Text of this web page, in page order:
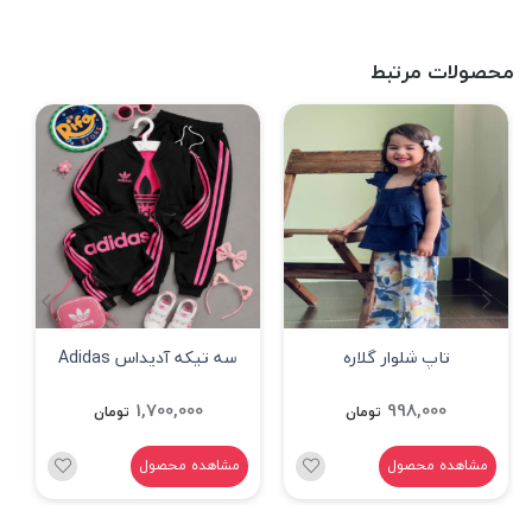
محصولات مرتبط
تاپ شلوار گلاره
998,000 تومان
مشاهده محصول
سه تیکه آدیداس Adidas
1,700,000 تومان
مشاهده محصول